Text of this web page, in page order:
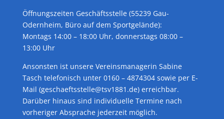
Öffnungszeiten Geschäftsstelle (55239 Gau-
Odernheim, Büro auf dem Sportgelände):
Montags 14:00 – 18:00 Uhr, donnerstags 08:00 –
13:00 Uhr
Ansonsten ist unsere Vereinsmanagerin Sabine
Tasch telefonisch unter 0160 – 4874304 sowie per E-
Mail (geschaeftsstelle@tsv1881.de) erreichbar.
Darüber hinaus sind individuelle Termine nach
vorheriger Absprache jederzeit möglich.